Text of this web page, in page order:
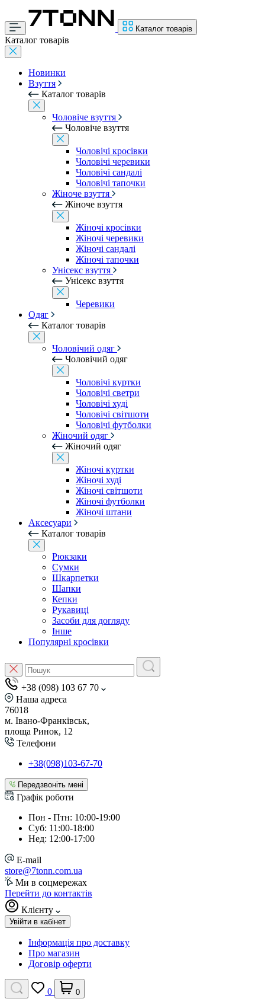
Каталог товарів
Каталог товарів
Новинки
Взуття
Каталог товарів
Чоловіче взуття
Чоловіче взуття
Чоловічі кросівки
Чоловічі черевики
Чоловічі сандалі
Чоловічі тапочки
Жіноче взуття
Жіноче взуття
Жіночі кросівки
Жіночі черевики
Жіночі сандалі
Жіночі тапочки
Унісекс взуття
Унісекс взуття
Черевики
Одяг
Каталог товарів
Чоловічий одяг
Чоловічий одяг
Чоловічі куртки
Чоловічі светри
Чоловічі худі
Чоловічі світшоти
Чоловічі футболки
Жіночий одяг
Жіночий одяг
Жіночі куртки
Жіночі худі
Жіночі світшоти
Жіночі футболки
Жіночі штани
Аксесуари
Каталог товарів
Рюкзаки
Сумки
Шкарпетки
Шапки
Кепки
Рукавиці
Засоби для догляду
Інше
Популярні кросівки
+38 (098) 103 67 70
Наша адреса
76018
м. Івано-Франківськ,
площа Ринок, 12
Телефони
+38(098)103-67-70
Передзвоніть мені
Графік роботи
Пон - Птн: 10:00-19:00
Суб: 11:00-18:00
Нед: 12:00-17:00
E-mail
store@7tonn.com.ua
Ми в соцмережах
Перейти до контактів
Клієнту
Увійти в кабінет
Інформація про доставку
Про магазин
Договір оферти
0 0